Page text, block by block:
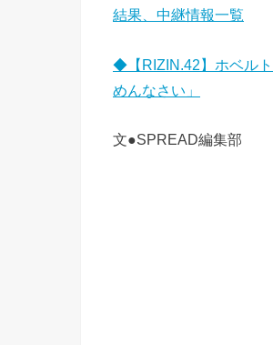
結果、中継情報一覧
◆【RIZIN.42】ホベル
めんなさい」
文●SPREAD編集部